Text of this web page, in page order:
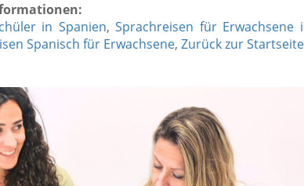
in Spanien,Sprachreisen für Erwachsene
Spanisch für Erwachsene, Zurück zur Startseite